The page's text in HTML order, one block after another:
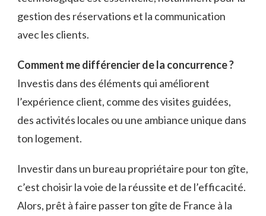
gestion des réservations et la communication
avec les clients.
Comment me différencier de la concurrence ?
Investis dans des éléments qui améliorent
l’expérience client, comme des visites guidées,
des activités locales ou une ambiance unique dans
ton logement.
Investir dans un bureau propriétaire pour ton gîte,
c’est choisir la voie de la réussite et de l’efficacité.
Alors, prêt à faire passer ton gîte de France à la